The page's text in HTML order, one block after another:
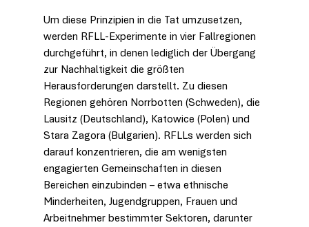
Um diese Prinzipien in die Tat umzusetzen,
werden RFLL-Experimente in vier Fallregionen
durchgeführt, in denen lediglich der Übergang
zur Nachhaltigkeit die größten
Herausforderungen darstellt. Zu diesen
Regionen gehören Norrbotten (Schweden), die
Lausitz (Deutschland), Katowice (Polen) und
Stara Zagora (Bulgarien). RFLLs werden sich
darauf konzentrieren, die am wenigsten
engagierten Gemeinschaften in diesen
Bereichen einzubinden – etwa ethnische
Minderheiten, Jugendgruppen, Frauen und
Arbeitnehmer bestimmter Sektoren, darunter